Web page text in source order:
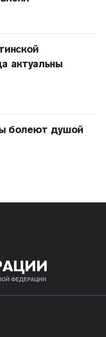
актуальны
болеют душой
ФЕДЕРАЦИИ